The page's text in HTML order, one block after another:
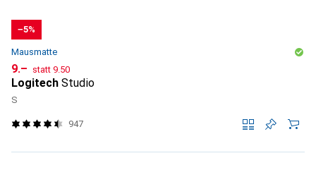
−5%
Mausmatte
CHF
9.– statt CHF
9.50
Logitech Studio
S
947